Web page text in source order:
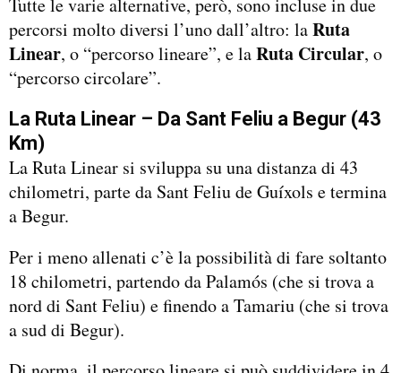
Tutte le varie alternative, però, sono incluse in due
percorsi molto diversi l’uno dall’altro: laRuta
Linear, o “percorso lineare”, e laRuta Circular, o
“percorso circolare”.
La Ruta Linear – Da Sant Feliu a Begur (43
Km)
La Ruta Linear si sviluppa su una distanza di 43
chilometri, parte da Sant Feliu de Guíxols e termina
a Begur.
Per i meno allenati c’è la possibilità di fare soltanto
18 chilometri, partendo da Palamós (che si trova a
nord di Sant Feliu) e finendo a Tamariu (che si trova
a sud di Begur).